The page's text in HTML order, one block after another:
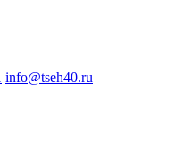
info@tseh40.ru